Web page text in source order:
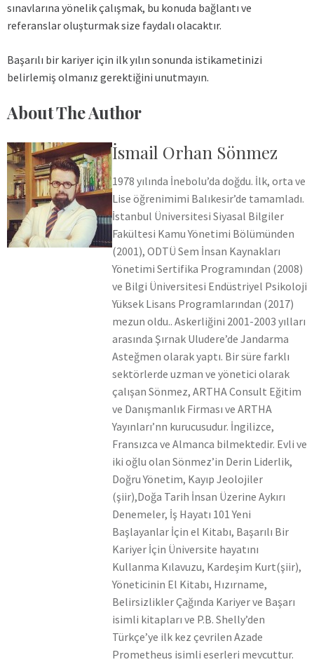
sınavlarına yönelik çalışmak, bu konuda bağlantı ve
referanslar oluşturmak size faydalı olacaktır.
Başarılı bir kariyer için ilk yılın sonunda istikametinizi
belirlemiş olmanız gerektiğini unutmayın.
About The Author
İsmail Orhan Sönmez
1978 yılında İnebolu’da doğdu. İlk, orta ve
Lise öğrenimimi Balıkesir’de tamamladı.
İstanbul Üniversitesi Siyasal Bilgiler
Fakültesi Kamu Yönetimi Bölümünden
(2001), ODTÜ Sem İnsan Kaynakları
Yönetimi Sertifika Programından (2008)
ve Bilgi Üniversitesi Endüstriyel Psikoloji
Yüksek Lisans Programlarından (2017)
mezun oldu.. Askerliğini 2001-2003 yılları
arasında Şırnak Uludere’de Jandarma
Asteğmen olarak yaptı. Bir süre farklı
sektörlerde uzman ve yönetici olarak
çalışan Sönmez, ARTHA Consult Eğitim
ve Danışmanlık Firması ve ARTHA
Yayınları’nn kurucusudur. İngilizce,
Fransızca ve Almanca bilmektedir. Evli ve
iki oğlu olan Sönmez’in Derin Liderlik,
Doğru Yönetim, Kayıp Jeolojiler
(şiir),Doğa Tarih İnsan Üzerine Aykırı
Denemeler, İş Hayatı 101 Yeni
Başlayanlar İçin el Kitabı, Başarılı Bir
Kariyer İçin Üniversite hayatını
Kullanma Kılavuzu, Kardeşim Kurt(şiir),
Yöneticinin El Kitabı, Hızırname,
Belirsizlikler Çağında Kariyer ve Başarı
isimli kitapları ve P.B. Shelly’den
Türkçe’ye ilk kez çevrilen Azade
Prometheus isimli eserleri mevcuttur.